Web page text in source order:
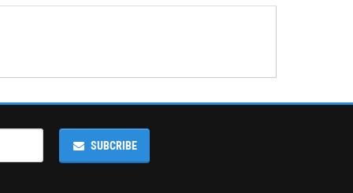
SUBCRIBE